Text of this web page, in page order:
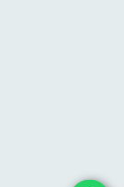
o
con
para
de
diseños